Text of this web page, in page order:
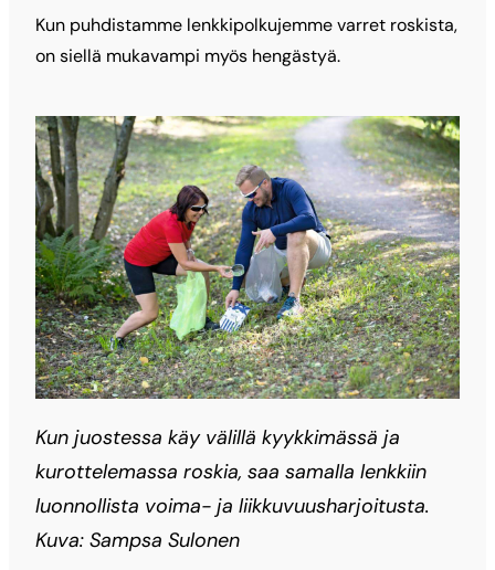
Kun puhdistamme lenkkipolkujemme varret roskista,
on siellä mukavampi myös hengästyä.
Kun juostessa käy välillä kyykkimässä ja
kurottelemassa roskia, saa samalla lenkkiin
luonnollista voima- ja liikkuvuusharjoitusta.
Kuva: Sampsa Sulonen